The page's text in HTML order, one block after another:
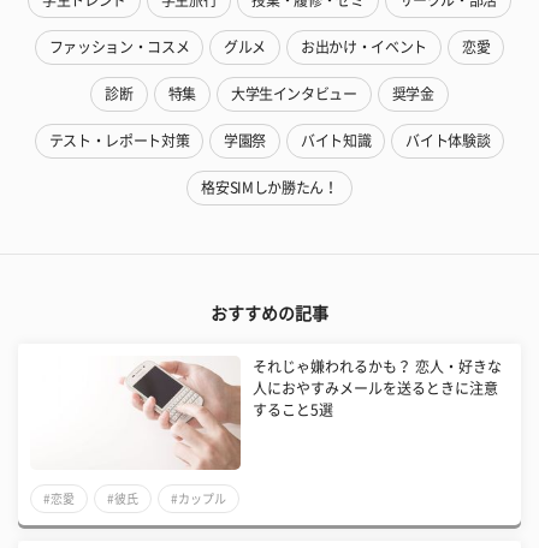
ファッション・コスメ グルメ お出かけ・イベント 恋愛
診断 特集 大学生インタビュー 奨学金
テスト・レポート対策 学園祭 バイト知識 バイト体験談
格安SIMしか勝たん！
おすすめの記事
それじゃ嫌われるかも？ 恋人・好きな
人におやすみメールを送るときに注意
すること5選
#恋愛 #彼氏 #カップル